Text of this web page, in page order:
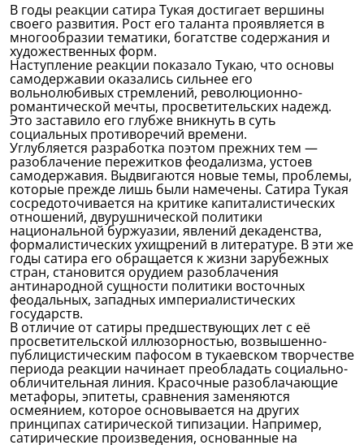
В годы реакции сатира Тукая достигает вершины
своего развития. Рост его таланта проявляется в
многообразии тематики, богатстве содержания и
художественных форм.
Наступление реакции показало Тукаю, что основы
самодержавии оказались сильнее его
вольнолюбивых стремлений, революционно-
романтической мечты, просветительских надежд.
Это заставило его глубже вникнуть в суть
социальных противоречий времени.
Углубляется разработка поэтом прежних тем —
разоблачение пережитков феодализма, устоев
самодержавия. Выдвигаются новые темы, проблемы,
которые прежде лишь были намечены. Сатира Тукая
сосредоточивается на критике капиталистических
отношений, двурушнической политики
национальной буржуазии, явлений декаденства,
формалистических ухищрений в литературе. В эти же
годы сатира его обращается к жизни зарубежных
стран, становится орудием разоблачения
антинародной сущности политики восточных
феодальных, западных империалистических
государств.
В отличие от сатиры предшествующих лет с её
просветительской иллюзорностью, возвышенно-
публицистическим пафосом в тукаевском творчестве
периода реакции начинает преобладать социально-
обличительная линия. Красочные разоблачающие
метафоры, эпитеты, сравнения заменяются
осмеянием, которое основывается на других
принципах сатирической типизации. Например,
сатирические произведения, основанные на